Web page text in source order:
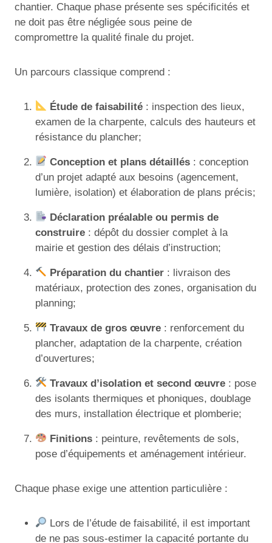
chantier. Chaque phase présente ses spécificités et
ne doit pas être négligée sous peine de
compromettre la qualité finale du projet.
Un parcours classique comprend :
Étude de faisabilité : inspection des lieux,
examen de la charpente, calculs des hauteurs et
résistance du plancher;
Conception et plans détaillés : conception
d’un projet adapté aux besoins (agencement,
lumière, isolation) et élaboration de plans précis;
Déclaration préalable ou permis de
construire : dépôt du dossier complet à la
mairie et gestion des délais d’instruction;
Préparation du chantier : livraison des
matériaux, protection des zones, organisation du
planning;
Travaux de gros œuvre : renforcement du
plancher, adaptation de la charpente, création
d’ouvertures;
Travaux d’isolation et second œuvre : pose
des isolants thermiques et phoniques, doublage
des murs, installation électrique et plomberie;
Finitions : peinture, revêtements de sols,
pose d’équipements et aménagement intérieur.
Chaque phase exige une attention particulière :
Lors de l’étude de faisabilité, il est important
de ne pas sous-estimer la capacité portante du